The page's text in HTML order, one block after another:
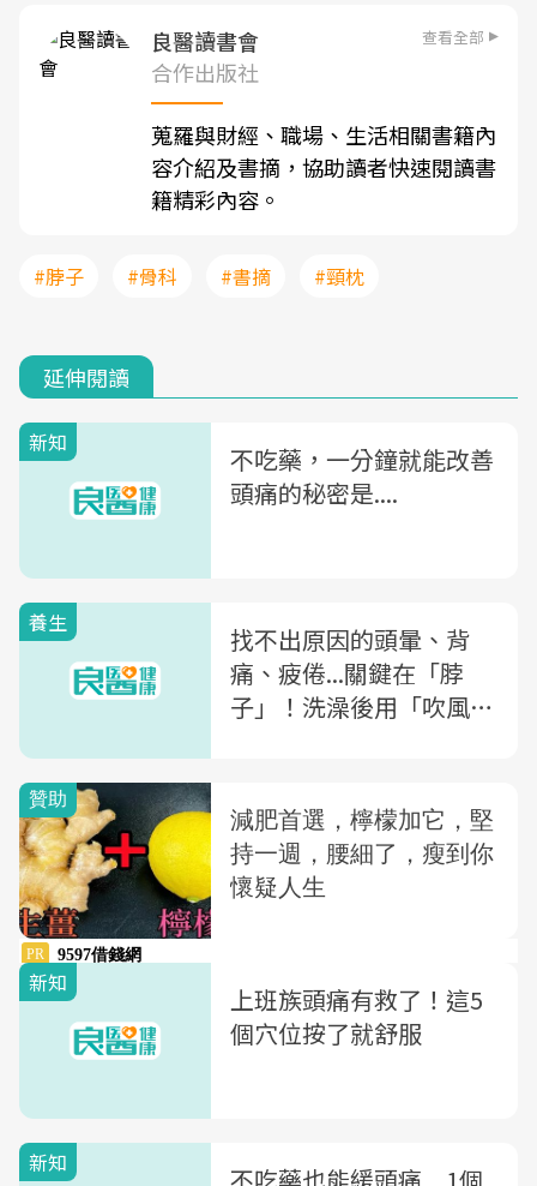
良醫讀書會 查看全部
合作出版社
蒐羅與財經、職場、生活相關書籍內
容介紹及書摘，協助讀者快速閱讀書
籍精彩內容。
#脖子 #骨科 #書摘 #頸枕
延伸閱讀
新知
不吃藥，一分鐘就能改善
頭痛的秘密是....
養生
找不出原因的頭暈、背
痛、疲倦...關鍵在「脖
子」！洗澡後用「吹風
新知
上班族頭痛有救了！這5
個穴位按了就舒服
新知